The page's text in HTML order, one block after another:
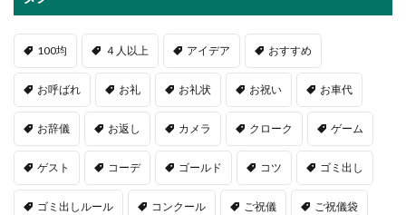
100均 ４人以上 アイデア おすすめ
お呼ばれ お礼 お礼状 お祝い お車代
お辞儀 お返し カメラ クローク ゲーム
ゲスト コーデ ゴールド コツ ゴミ出し
ゴミ出しルール コンクール ご祝儀 ご祝儀袋